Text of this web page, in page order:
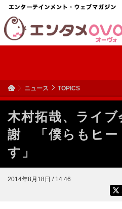
ニュース TOPICS
木村拓哉、ライ
謝 「僕らもヒー
す」
2014年8月18日 / 14:46